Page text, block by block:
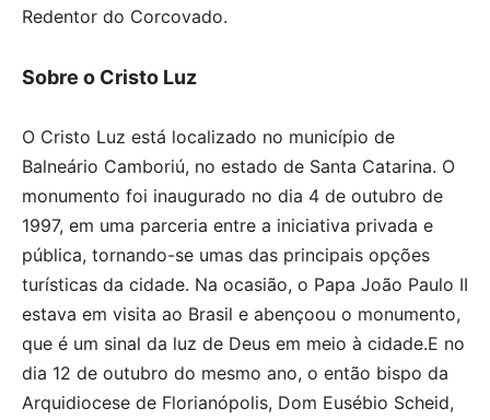
Redentor do Corcovado.
Sobre o Cristo Luz
O Cristo Luz está localizado no município de
Balneário Camboriú, no estado de Santa Catarina. O
monumento foi inaugurado no dia 4 de outubro de
1997, em uma parceria entre a iniciativa privada e
pública, tornando-se umas das principais opções
turísticas da cidade. Na ocasião, o Papa João Paulo II
estava em visita ao Brasil e abençoou o monumento,
que é um sinal da luz de Deus em meio à cidade.E no
dia 12 de outubro do mesmo ano, o então bispo da
Arquidiocese de Florianópolis, Dom Eusébio Scheid,